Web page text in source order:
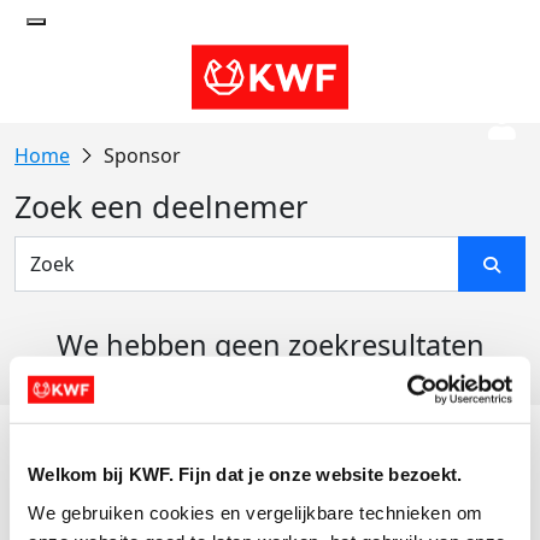
Welkom bij KWF. Fijn dat je onze website bezoekt.
We gebruiken cookies en vergelijkbare technieken om
Sponsor
Zoek een deelnemer
We hebben geen zoekresultaten
Actiematerialen
Evenementen